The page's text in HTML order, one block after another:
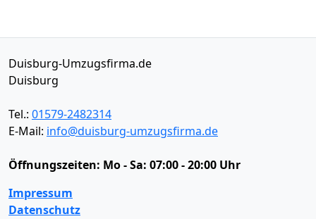
Duisburg-Umzugsfirma.de
Duisburg
Tel.: 01579-2482314
E-Mail: info@duisburg-umzugsfirma.de
Öffnungszeiten: Mo - Sa: 07:00 - 20:00 Uhr
Impressum
Datenschutz